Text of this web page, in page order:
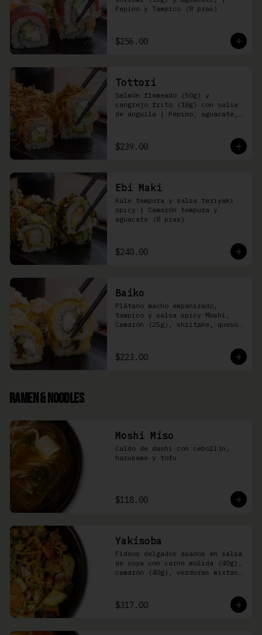
Pepino y Tampico (8 pzas)
$256.00
Tottori
Salmón flameado (50g) y
cangrejo frito (18g) con salsa
de anguila | Pepino, aguacate,
$239.00
Ebi Maki
Kale tempura y salsa teriyaki
spicy | Camarón tempura y
aguacate (8 pzas)
$240.00
Baiko
Plátano macho empanizado,
tampico y salsa spicy Moshi,
Camarón (25g), shiitake, queso
$223.00
Ramen & Noodles
Moshi Miso
Caldo de dashi con cebollín,
harusame y tofu
$118.00
Yakisoba
Fideos delgados asados en salsa
de soya con carne molida (40g),
camarón (40g), verduras mixtas
$317.00